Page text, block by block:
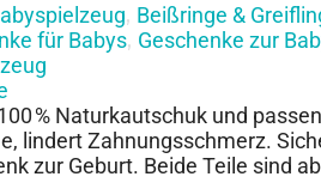
, Beißringe &
für Babys, Geschenke zur
% Naturkautschuk und
lindert Zahnungsschmerz.
zur Geburt. Beide Teile sind